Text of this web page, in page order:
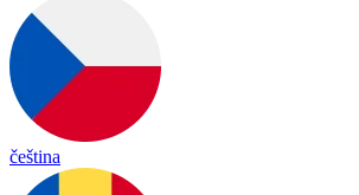
čeština